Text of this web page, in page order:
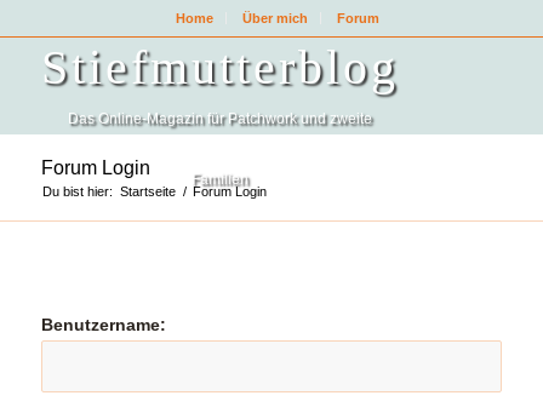
Home Über mich Forum
Stiefmutterblog
Das Online-Magazin für Patchwork und zweite
Familien
Forum Login
Du bist hier: Startseite / Forum Login
Benutzername: